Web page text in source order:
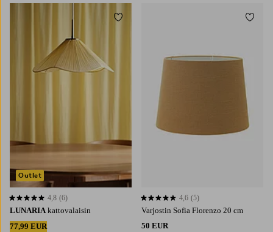
LUNARIA kattovalaisin
77,99 EUR
4,8 perustuen 6 arvosanaan
4,8 (6)
Outlet
Lisää suosikkeihin
Varjostin Sofia Florenzo 20 cm
50 EUR
4,6 perustuen 5 arvosanaan
4,6 (5)
Lisää